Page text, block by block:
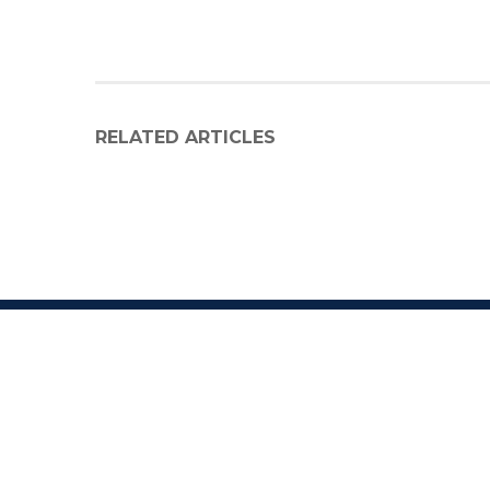
RELATED ARTICLES